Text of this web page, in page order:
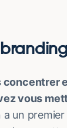
concentrer
vous
un premier